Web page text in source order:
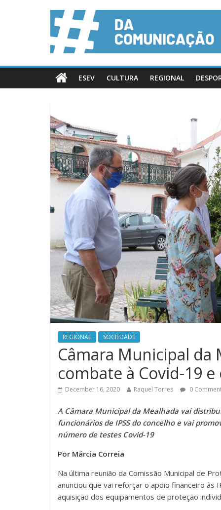
ESEV CULTURA REGIONAL
REGIONAL SOCIEDADE
Câmara Municipal da
combate à Covid-19 e
December 16, 2020 Raquel Torres 0
A Câmara Municipal da Mealhada vai
funcionários de IPSS do concelho e vai
número de testes Covid-19
Por Márcia Correia
Na última reunião da Comissão Municipal de
anunciou que vai reforçar o apoio financeiro às
aquisição dos equipamentos de proteção